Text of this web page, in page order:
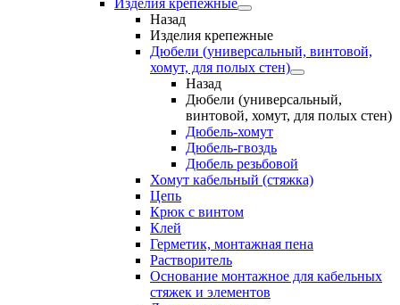
Изделия крепежные
Назад
Изделия крепежные
Дюбели (универсальный, винтовой,
хомут, для полых стен)
Назад
Дюбели (универсальный,
винтовой, хомут, для полых стен)
Дюбель-хомут
Дюбель-гвоздь
Дюбель резьбовой
Хомут кабельный (стяжка)
Цепь
Крюк с винтом
Клей
Герметик, монтажная пена
Растворитель
Основание монтажное для кабельных
стяжек и элементов